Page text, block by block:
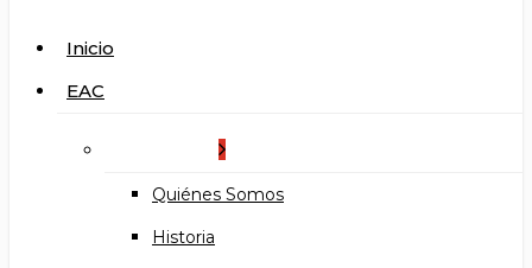
search
Menu
Inicio
EAC
Quiénes Somos
Historia